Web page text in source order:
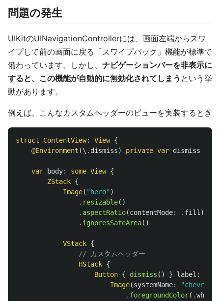
問題の発生
UIKitのUINavigationControllerには、画面左端からスワ
イプして前の画面に戻る「スワイプバック」機能が標準で
備わっています。しかし、 ナビゲーションバーを非表示に
すると、この機能が自動的に無効化されてしまう という挙
動があります。
例えば、こんなカスタムヘッダーのビューを実装するとき
struct ContentView: View {
@Environment (\ . dismiss) private var dismiss
var body: some View {
ZStack {
Image( "hero" )
. resizable()
. aspectRatio(contentMode: . fill )
. ignoresSafeArea()
VStack {
// カスタムヘッダー
HStack {
Button { dismiss () } label :
Image(systemName:
. foregroundColor( .white